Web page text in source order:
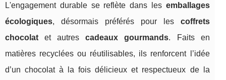
L'engagement durable se reflète dans les emballages
écologiques, désormais préférés pour les coffrets
chocolat et autrescadeaux gourmands. Faits en
matières recyclées ou réutilisables, ils renforcent l’idée
d’un chocolat à la fois délicieux et respectueux de la